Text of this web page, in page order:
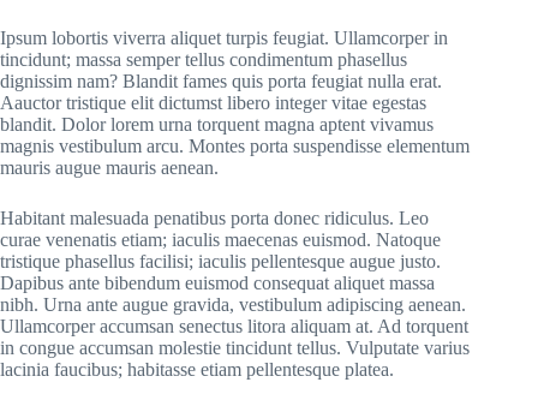
Ipsum lobortis viverra aliquet turpis feugiat. Ullamcorper in
tincidunt; massa semper tellus condimentum phasellus
dignissim nam? Blandit fames quis porta feugiat nulla erat.
Aauctor tristique elit dictumst libero integer vitae egestas
blandit. Dolor lorem urna torquent magna aptent vivamus
magnis vestibulum arcu. Montes porta suspendisse elementum
mauris augue mauris aenean.
Habitant malesuada penatibus porta donec ridiculus. Leo
curae venenatis etiam; iaculis maecenas euismod. Natoque
tristique phasellus facilisi; iaculis pellentesque augue justo.
Dapibus ante bibendum euismod consequat aliquet massa
nibh. Urna ante augue gravida, vestibulum adipiscing aenean.
Ullamcorper accumsan senectus litora aliquam at. Ad torquent
in congue accumsan molestie tincidunt tellus. Vulputate varius
lacinia faucibus; habitasse etiam pellentesque platea.